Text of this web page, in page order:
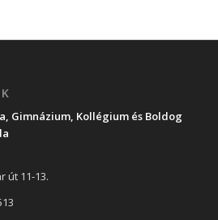
Gimnázium, Kollégium és Boldog
út 11-13.